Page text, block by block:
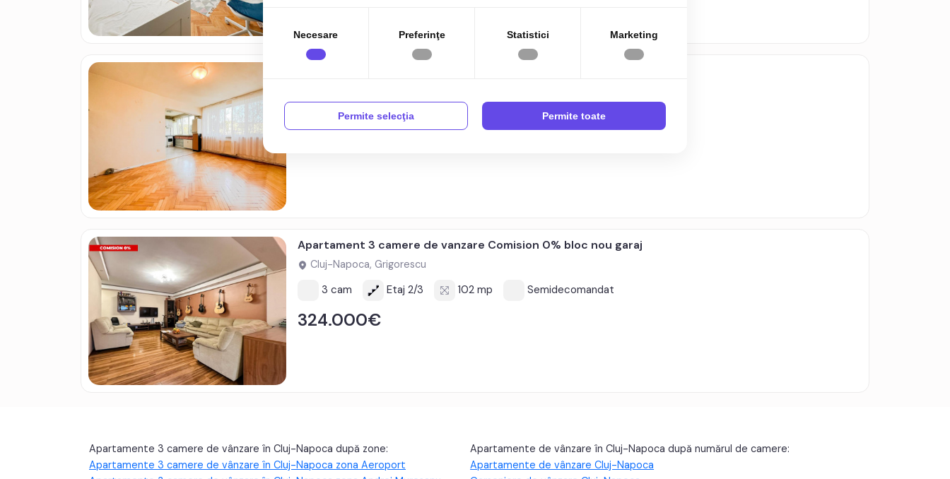
3 cam Etaj 4/10 Semidecomandat
Apartament 3 camere de vanzare Comision 0% bloc nou garaj
Cluj-Napoca, Grigorescu
3 cam Etaj 2/3 102 mp Semidecomandat
324.000€
Apartamente 3 camere de vânzare în Cluj-Napoca după zone:
Apartamente 3 camere de vânzare în Cluj-Napoca zona Aeroport
Apartamente de vânzare în Cluj-Napoca după numărul de camere:
Apartamente de vânzare Cluj-Napoca
Necesare Preferinţe Statistici Marketing
Permite selecţia Permite toate